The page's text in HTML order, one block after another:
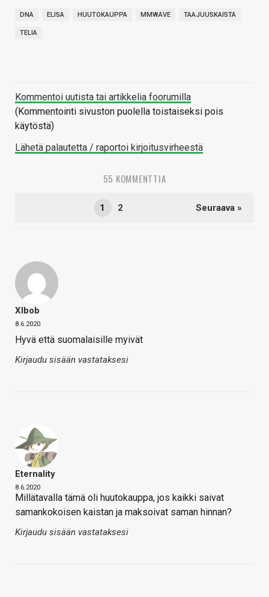
DNA ELISA HUUTOKAUPPA MMWAVE TAAJUUSKAISTA
TELIA
Kommentoi uutista tai artikkelia foorumilla
(Kommentointi sivuston puolella toistaiseksi pois
käytöstä)
Lähetä palautetta / raportoi kirjoitusvirheestä
55 KOMMENTTIA
1 2 Seuraava »
Xlbob
8.6.2020
Hyvä että suomalaisille myivät
Kirjaudu sisään vastataksesi
Eternality
8.6.2020
Millätavalla tämä oli huutokauppa, jos kaikki saivat
samankokoisen kaistan ja maksoivat saman hinnan?
Kirjaudu sisään vastataksesi